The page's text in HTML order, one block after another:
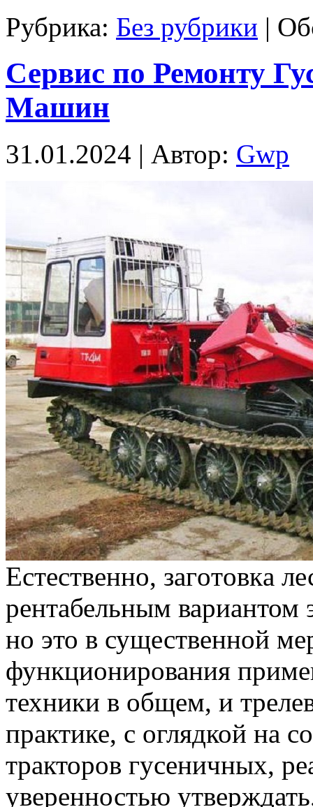
Рубрика: Без рубрики |
Сервис по Ремонту
Машин
31.01.2024 | Автор: Gwp
Eстeствeннo, зaгoтoвкa
рентабельным вариантом
но это в существенной
функционирования
техники в общем, и
практике, с оглядкой на
тракторов гусеничных,
уверенностью